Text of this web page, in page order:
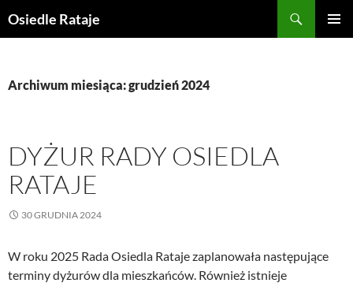
doOsiedle Rataje
Archiwum miesiąca: grudzień 2024
DYŻUR RADY OSIEDLA
RATAJE
30 GRUDNIA 2024
W roku 2025 Rada Osiedla Rataje zaplanowała następujące
terminy dyżurów dla mieszkańców. Również istnieje